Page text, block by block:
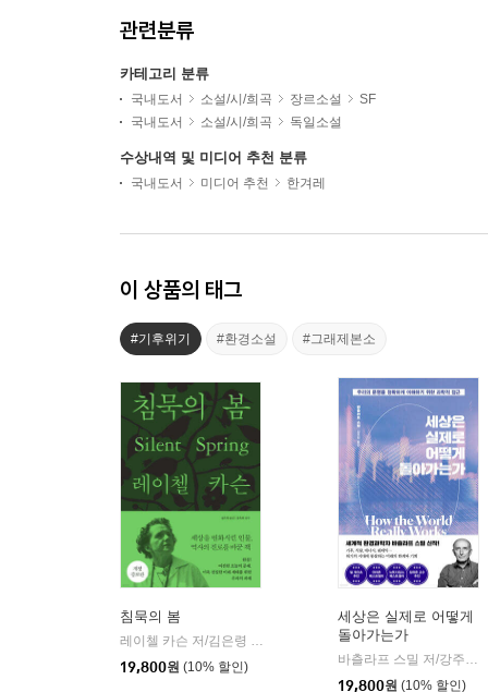
관련분류
카테고리 분류
국내도서 소설/시/희곡 장르소설
SF
국내도서
소설/시/희곡 독일소설
수상내역 및 미디어 추천 분류
국내도서 미디어 추천 한겨레
이 상품의 태그
#기후위기 #환경소설 #그래제본소
침묵의 봄
레이첼 카슨 저/김은령 역/홍욱희 감수 | 에코리브르
19,800원 (10% 할인)
세상은 실제로 어떻게
돌아가는가
바츨라프 스밀 저/강주헌 역
19,800원 (10% 할인)